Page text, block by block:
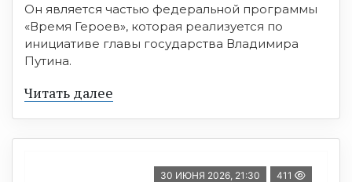
Он является частью федеральной программы
«Время Героев», которая реализуется по
инициативе главы государства Владимира
Путина.
Читать далее
30 ИЮНЯ 2026, 21:30 411